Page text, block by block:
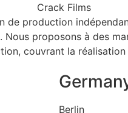
de production
Nous proposons à des
couvrant la
Berlin